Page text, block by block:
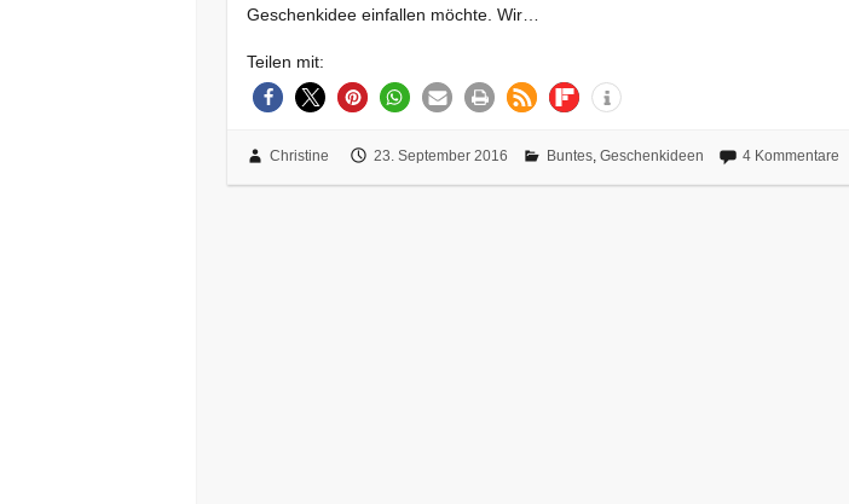
Geschenkidee einfallen möchte. Wir…
Teilen mit:
Christine 23. September 2016 Buntes, Geschenkideen 4 Kommentare